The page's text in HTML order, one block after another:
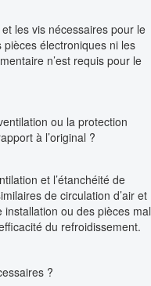
les vis nécessaires pour le
pièces électroniques ni les
n’est requis pour le
ou la protection
à l’original ?
et l’étanchéité de
de circulation d’air et
ou des pièces mal
du refroidissement.
?